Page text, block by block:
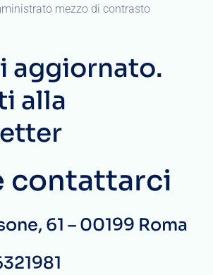
mezzo di contrasto
aggiornato.
alla
contattarci
61 – 00199 Roma